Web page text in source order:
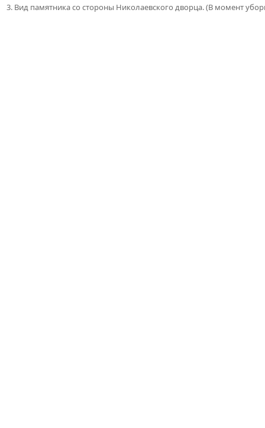
3. Вид памятника со стороны Николаевского дворца. (В момент